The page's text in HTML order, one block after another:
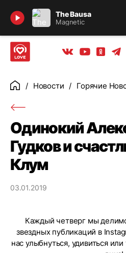
The Bausa
Magnetic
Найти
Вконтакте
Youtube
ГлавнаяНовости Горячие
Одинокий
Гудков и
Клум
03.01.2019
Каждый четверг мы
звездных публикаций в
нас улыбнуться, удивиться